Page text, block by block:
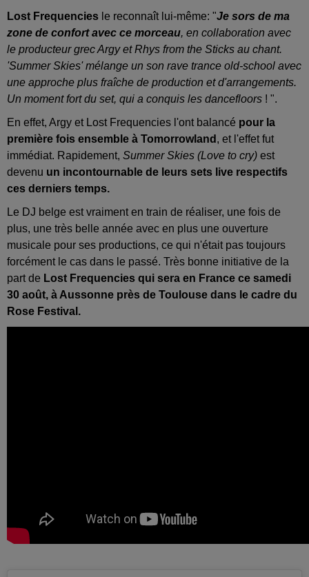
Lost Frequencies le reconnaît lui-même: "Je sors de ma
zone de confort avec ce morceau, en collaboration avec
le producteur grec Argy et Rhys from the Sticks au chant.
'Summer Skies' mélange un son rave trance old-school avec
une approche plus fraîche de production et d'arrangements.
Un moment fort du set, qui a conquis les dancefloors ! ".
En effet, Argy et Lost Frequencies l'ont balancé pour la
première fois ensemble à Tomorrowland , et l'effet fut
immédiat. Rapidement, Summer Skies (Love to cry) est
devenu un incontournable de leurs sets live respectifs
ces derniers temps.
Le DJ belge est vraiment en train de réaliser, une fois de
plus, une très belle année avec en plus une ouverture
musicale pour ses productions, ce qui n'était pas toujours
forcément le cas dans le passé. Très bonne initiative de la
part de Lost Frequencies qui sera en France ce samedi
30 août, à Aussonne près de Toulouse dans le cadre du
Rose Festival.